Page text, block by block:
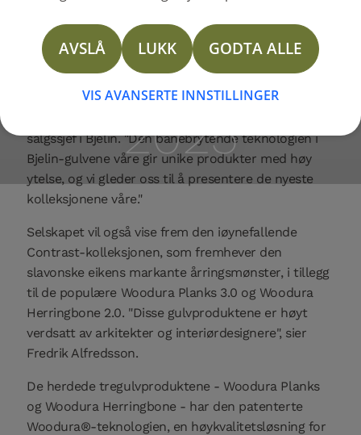
AVSLÅ LUKK GODTA ALLE
VIS AVANSERTE INNSTILLINGER
på
BAU
2025
lansering, den moderne Woodura Herringbone 2.0,
som har større staver og en svært slitesterk
overflate, sammen med en spennende
produktnyhet.
"Vi ser frem til å komme i kontakt med kunder og
salgssjef i Bjelin. "Den banebrytende teknologien i
Bjelin-gulvene våre gir unike produkter med høy
ytelse, og vi gleder oss til å presentere de nyeste
kolleksjonene våre."
Selskapet vil også vise frem den iøynefallende
Contrast-kolleksjonen, som fremhever den
slavonske eikens markante årringsmønster, i tillegg
til de populære Woodura Planks 3.0 og Woodura
Herringbone 2.0. "Disse gulvproduktene er høyt
verdsatt av arkitekter og interiørdesignere", sier
Fredrik Alfredsson.
De herdede tregulvproduktene - Woodura Planks
og Woodura Herringbone - har den patenterte
Woodura®-teknologien, en høykvalitetsløsning for